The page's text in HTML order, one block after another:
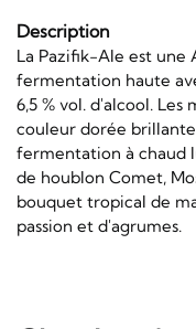
Description
La Pazifik-Ale est une
fermentation haute
6,5 % vol. d'alcool.
couleur dorée
fermentation à chaud
de houblon Comet,
bouquet tropical de
passion et d'agrumes.